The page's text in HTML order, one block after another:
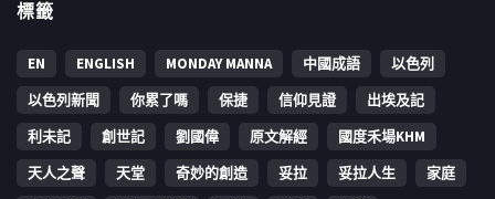
標籤
EN ENGLISH MONDAY MANNA 中國成語
以色列
以色列新聞
你累了嗎 保捷 信仰見證
出埃及記
利未記
創世記 劉國偉 原文解經
國度禾場KHM
天人之聲
天堂 奇妙的創造 妥拉 妥拉人生
家庭